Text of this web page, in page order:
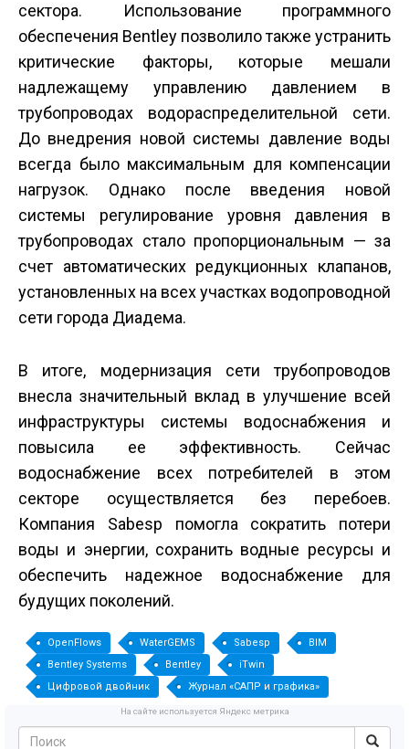
сектора. Использование программного
обеспечения Bentley позволило также устранить
критические факторы, которые мешали
надлежащему управлению давлением в
трубопроводах водораспределительной сети.
До внедрения новой системы давление воды
всегда было максимальным для компенсации
нагрузок. Однако после введения новой
системы регулирование уровня давления в
трубопроводах стало пропорциональным — за
счет автоматических редукционных клапанов,
установленных на всех участках водопроводной
сети города Диадема.
В итоге, модернизация сети трубопроводов
внесла значительный вклад в улучшение всей
инфраструктуры системы водоснабжения и
повысила ее эффективность. Сейчас
водоснабжение всех потребителей в этом
секторе осуществляется без перебоев.
Компания Sabesp помогла сократить потери
воды и энергии, сохранить водные ресурсы и
обеспечить надежное водоснабжение для
будущих поколений.
OpenFlows WaterGEMS Sabesp
BIM
Bentley Systems
Bentley
iTwin
Цифровой двойник
Журнал «САПР и графика»
На сайте используется Яндекс метрика